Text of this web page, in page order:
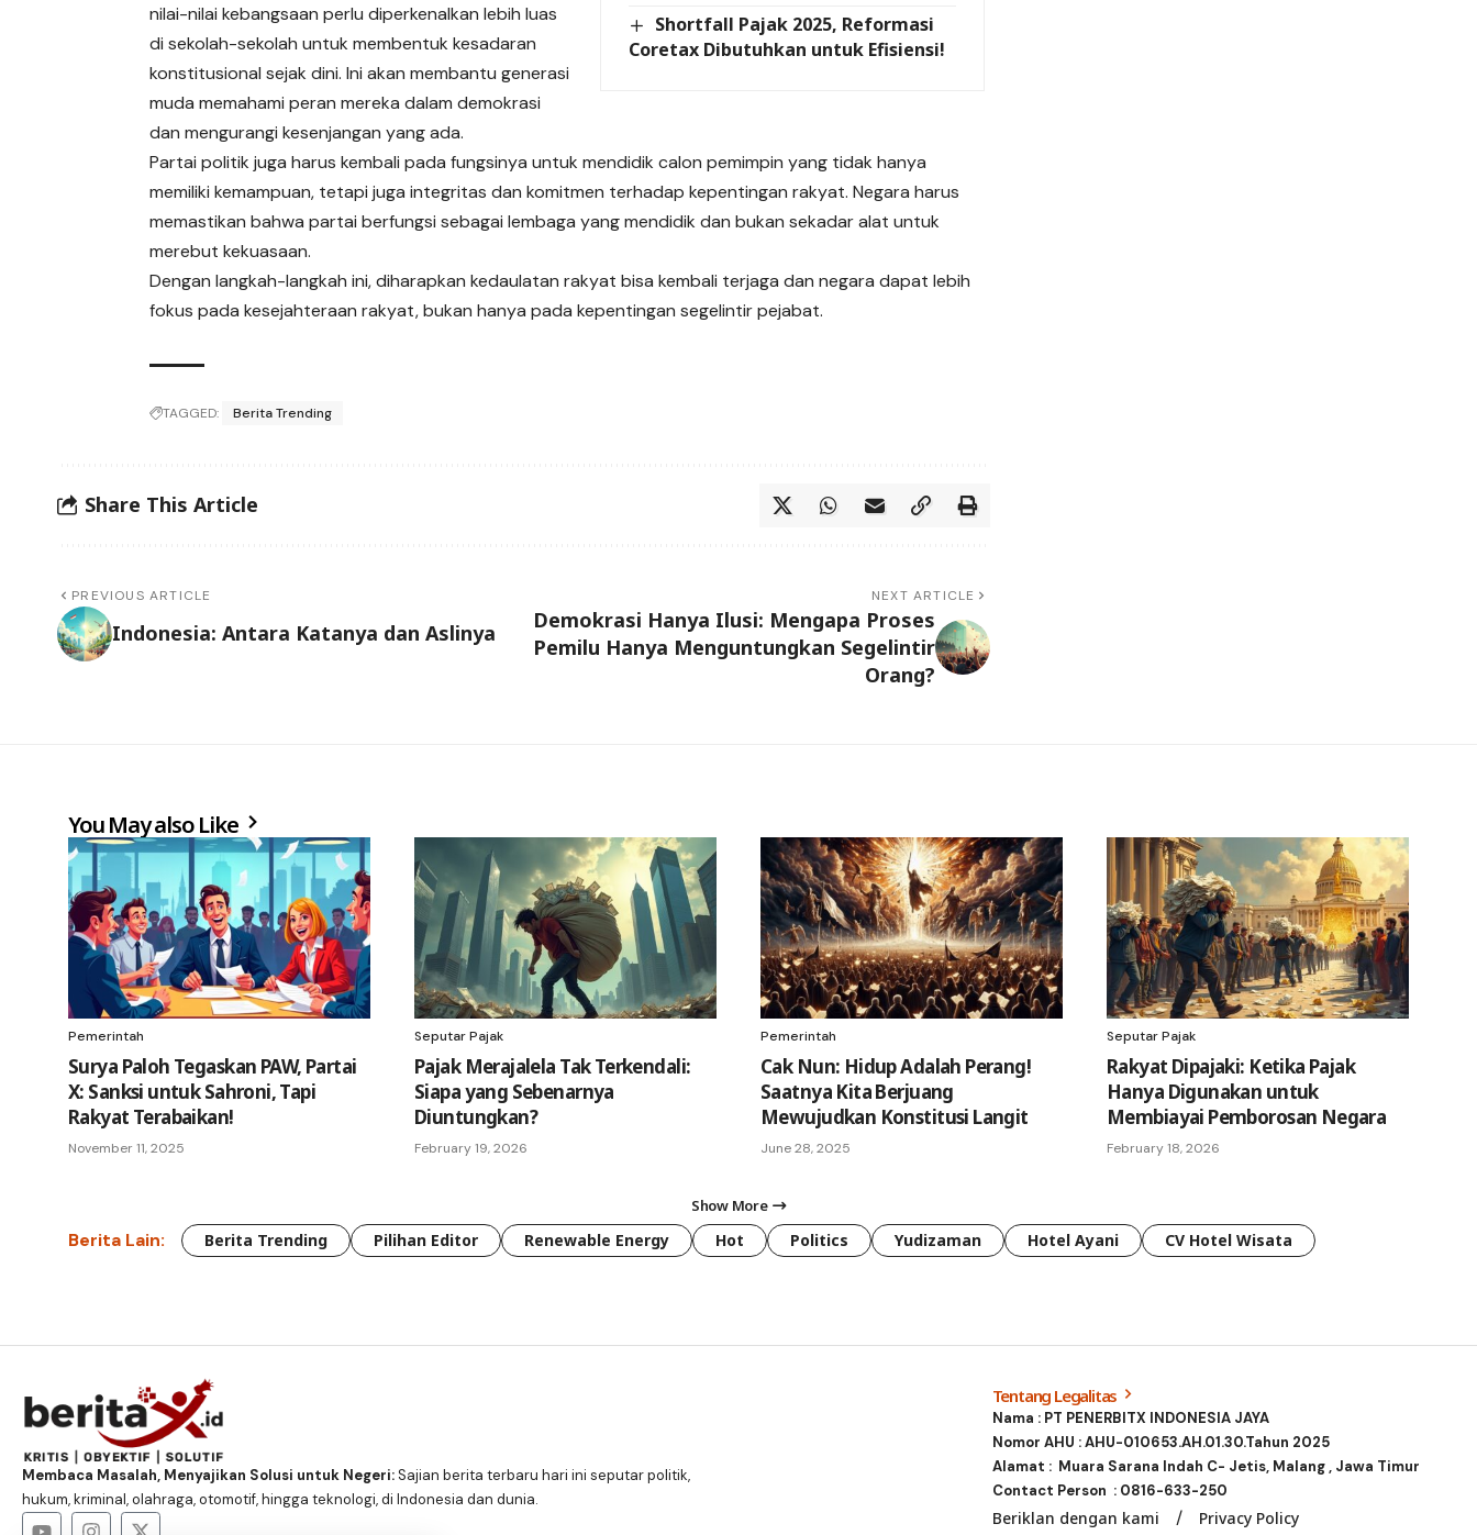
Shortfall Pajak 2025, Reformasi
Coretax Dibutuhkan untuk Efisiensi!
nilai-nilai kebangsaan perlu diperkenalkan lebih luas
di sekolah-sekolah untuk membentuk kesadaran
konstitusional sejak dini. Ini akan membantu generasi
muda memahami peran mereka dalam demokrasi
dan mengurangi kesenjangan yang ada.
Partai politik juga harus kembali pada fungsinya untuk mendidik calon pemimpin yang tidak hanya
memiliki kemampuan, tetapi juga integritas dan komitmen terhadap kepentingan rakyat. Negara harus
memastikan bahwa partai berfungsi sebagai lembaga yang mendidik dan bukan sekadar alat untuk
merebut kekuasaan.
Dengan langkah-langkah ini, diharapkan kedaulatan rakyat bisa kembali terjaga dan negara dapat lebih
fokus pada kesejahteraan rakyat, bukan hanya pada kepentingan segelintir pejabat.
TAGGED: Berita Trending
Share This Article
PREVIOUS ARTICLE
Indonesia: Antara Katanya dan Aslinya
NEXT ARTICLE
Demokrasi Hanya Ilusi: Mengapa Proses
Pemilu Hanya Menguntungkan Segelintir
Orang?
You May also Like
Pemerintah
Surya Paloh Tegaskan PAW, Partai
X: Sanksi untuk Sahroni, Tapi
Rakyat Terabaikan!
November 11, 2025
Seputar Pajak
Pajak Merajalela Tak Terkendali:
Siapa yang Sebenarnya
Diuntungkan?
February 19, 2026
Pemerintah
Cak Nun: Hidup Adalah Perang!
Saatnya Kita Berjuang
Mewujudkan Konstitusi Langit
June 28, 2025
Seputar Pajak
Rakyat Dipajaki: Ketika Pajak
Hanya Digunakan untuk
Membiayai Pemborosan Negara
February 18, 2026
Show More
Berita Lain: Berita Trending Pilihan Editor Renewable Energy Hot Politics Yudizaman Hotel Ayani CV Hotel Wisata
Membaca Masalah, Menyajikan Solusi untuk Negeri:Sajian berita terbaru hari ini seputar politik,
hukum, kriminal, olahraga, otomotif, hingga teknologi, di Indonesia dan dunia.
Tentang Legalitas
Nama : PT PENERBITX INDONESIA JAYA
Nomor AHU : AHU-010653.AH.01.30.Tahun 2025
Alamat : Muara Sarana Indah C- Jetis, Malang , Jawa Timur
Contact Person : 0816-633-250
Beriklan dengan kami Privacy Policy